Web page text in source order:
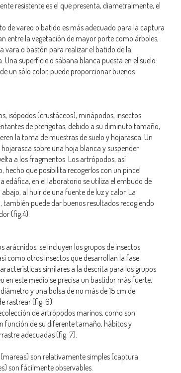
resistente es el que presenta, diametralmente, el
de vareo o batido es más adecuado para la captura
entre la vegetación de mayor porte como árboles,
vara o bastón para realizar el batido de la
superficie o sábana blanca puesta en el suelo
un sólo color, puede proporcionar buenos
isópodos (crustáceos), miriápodos, insectos
de pterigotas, debido a su diminuto tamaño,
la toma de muestras de suelo y hojarasca. Un
sobre una hoja blanca y suspender
a los fragmentos. Los artrópodos, así
hecho que posibilita recogerlos con un pincel
edáfica, en el laboratorio se utiliza el embudo de
al huir de una fuente de luz y calor. La
puede dar buenos resultados recogiendo
(fig.4).
arácnidos, se incluyen los grupos de insectos
como otros insectos que desarrollan la fase
similares a la descrita para los grupos
en este medio se precisa un bastidor más fuerte,
y una bolsa de no más de 15 cm de
rastrear (fig. 6).
de artrópodos marinos, como son
función de su diferente tamaño, hábitos y
adecuadas (fig. 7).
son relativamente simples (captura
son fácilmente observables.